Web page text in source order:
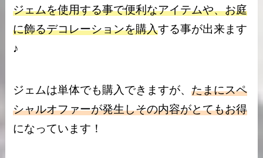
ジェムを使用する事で便利なアイテムや、お庭
に飾るデコレーションを購入する事が出来ます
♪
ジェムは単体でも購入できますが、たまにスペ
シャルオファーが発生しその内容がとてもお得
になっています！